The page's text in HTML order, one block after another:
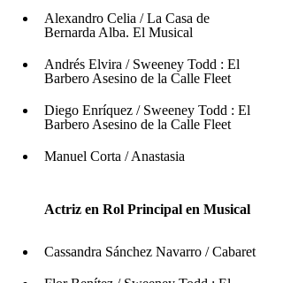
Alexandro Celia / La Casa de
Bernarda Alba. El Musical
Andrés Elvira / Sweeney Todd : El
Barbero Asesino de la Calle Fleet
Diego Enríquez / Sweeney Todd : El
Barbero Asesino de la Calle Fleet
Manuel Corta / Anastasia
Actriz en Rol Principal en Musical
Cassandra Sánchez Navarro / Cabaret